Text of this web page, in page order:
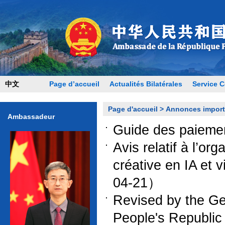
中文 Page d’accueil Actualités Bilatérales Service
Ambassadeur
Page d'accueil > Annonces
Guide des
Avis relatif à
créative en IA et
04-21）
Revised by the
People's